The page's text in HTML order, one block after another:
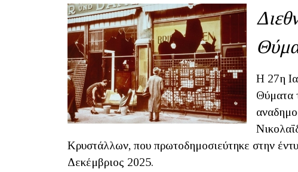
Η 27η
Θύματα
Κρυστάλλων, που πρωτοδημοσιεύτηκε στην
Δεκέμβριος 2025.